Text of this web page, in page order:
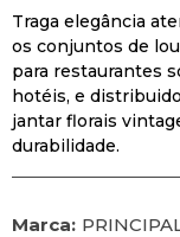
Traga elegância
os conjuntos de
para restaurantes
hotéis, e
jantar florais
durabilidade.
Marca: